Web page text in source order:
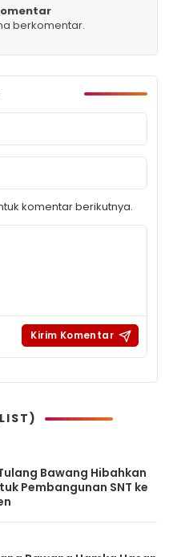
berkomentar.
komentar berikutnya.
Bawang Hibahkan
Pembangunan SNT ke